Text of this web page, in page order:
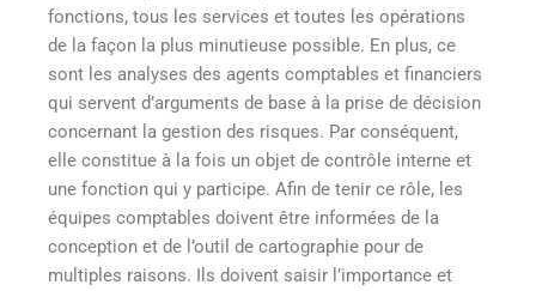
fonctions, tous les services et toutes les opérations
de la façon la plus minutieuse possible. En plus, ce
sont les analyses des agents comptables et financiers
qui servent d’arguments de base à la prise de décision
concernant la gestion des risques. Par conséquent,
elle constitue à la fois un objet de contrôle interne et
une fonction qui y participe. Afin de tenir ce rôle, les
équipes comptables doivent être informées de la
conception et de l’outil de cartographie pour de
multiples raisons. Ils doivent saisir l’importance et